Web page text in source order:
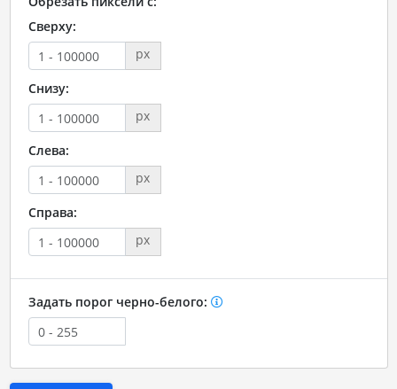
Сверху:
px
Снизу:
px
Слева:
px
Справа:
px
Задать порог черно-белого: